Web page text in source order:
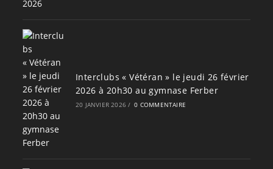
Interclubs « Vétéran » le jeudi 26 février
2026 à 20h30 au gymnase Ferber
20 JANVIER 2026 / 0 COMMENTAIRE